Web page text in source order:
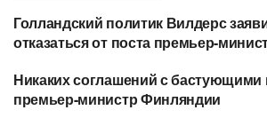
АВТОРСКОЕ
Голландский политик Вилдерс
отказаться от поста премьер-
АВТОРСКОЕ
Никаких соглашений с
премьер-министр Финляндии